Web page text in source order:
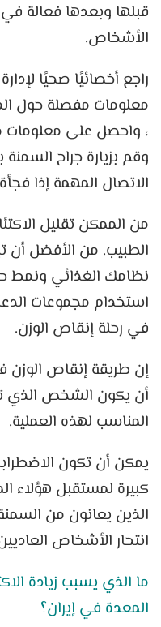
قبلها وبعدها فعالة
الأشخاص.
راجع أخصائيًا صحيًا
معلومات مفصلة حول
، واحصل على معلومات
وقم بزيارة جراح
الاتصال المهمة إذا
من الممكن تقليل
الطبيب. من الأفضل أن
نظامك الغذائي ونمط
استخدام مجموعات
في رحلة إنقاص الوزن.
إن طريقة إنقاص الوزن
أن يكون الشخص الذي
المناسب لهذه العملية.
يمكن أن تكون
كبيرة لمستقبل هؤلاء
الذين يعانون من
انتحار الأشخاص
ما الذي يسبب زيادة
المعدة في إيران؟